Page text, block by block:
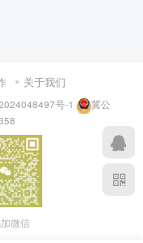
关于我们
号-1
冀公
微信